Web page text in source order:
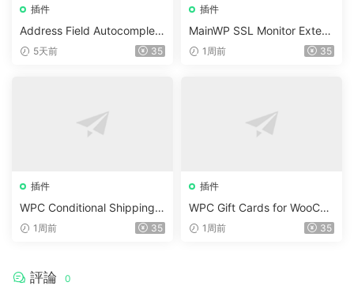
插件
Address Field Autocomplete
For WooCommerce v1.3.2
5天前 35
插件
MainWP SSL Monitor Extens
ion v5.2
1周前 35
插件
WPC Conditional Shipping &
Payments (Premium) v1.0.2
1周前 35
插件
WPC Gift Cards for WooCo
mmerce (Premium) v1.0.2
1周前 35
評論 0